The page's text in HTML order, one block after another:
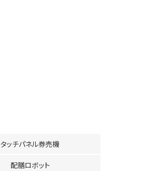
タッチパネル券売機
配膳ロボット